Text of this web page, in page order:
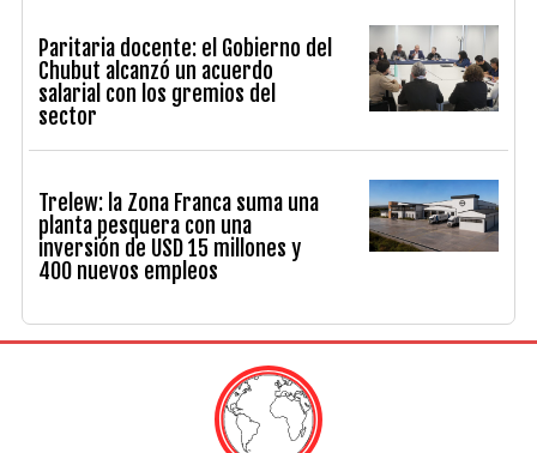
Paritaria docente: el Gobierno del
Chubut alcanzó un acuerdo
salarial con los gremios del
sector
Trelew: la Zona Franca suma una
planta pesquera con una
inversión de USD 15 millones y
400 nuevos empleos